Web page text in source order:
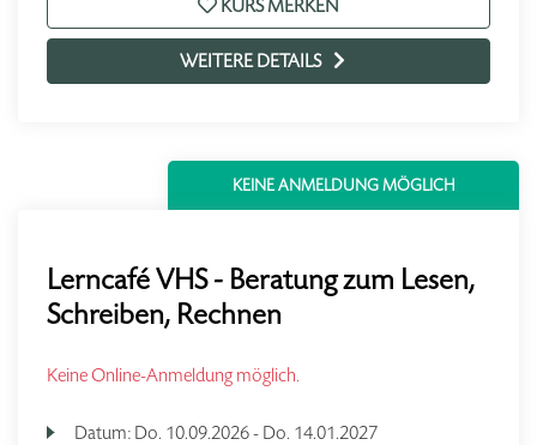
KURS MERKEN
WEITERE DETAILS
KEINE ANMELDUNG MÖGLICH
Lerncafé VHS - Beratung zum Lesen,
Schreiben, Rechnen
Keine Online-Anmeldung möglich.
Datum: Do. 10.09.2026 - Do. 14.01.2027